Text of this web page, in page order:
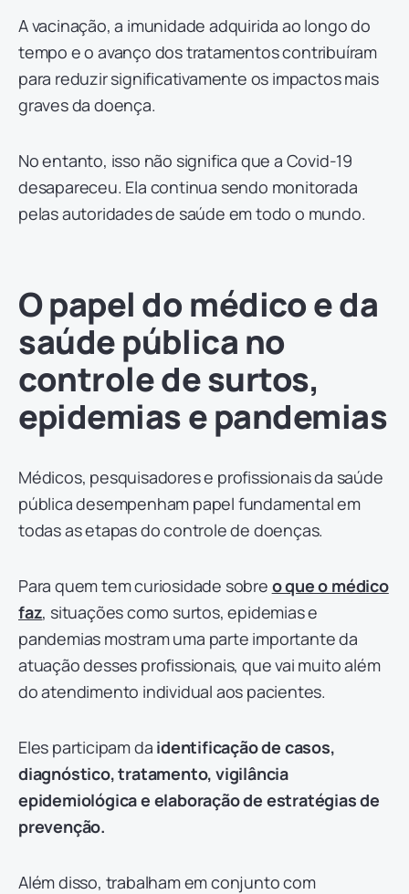
A vacinação, a imunidade adquirida ao longo do
tempo e o avanço dos tratamentos contribuíram
para reduzir significativamente os impactos mais
graves da doença.
No entanto, isso não significa que a Covid-19
desapareceu. Ela continua sendo monitorada
pelas autoridades de saúde em todo o mundo.
O papel do médico e da
saúde pública no
controle de surtos,
epidemias e pandemias
Médicos, pesquisadores e profissionais da saúde
pública desempenham papel fundamental em
todas as etapas do controle de doenças.
Para quem tem curiosidade sobre o que o médico
faz, situações como surtos, epidemias e
pandemias mostram uma parte importante da
atuação desses profissionais, que vai muito além
do atendimento individual aos pacientes.
Eles participam da identificação de casos,
diagnóstico, tratamento, vigilância
epidemiológica e elaboração de estratégias de
prevenção.
Além disso, trabalham em conjunto com